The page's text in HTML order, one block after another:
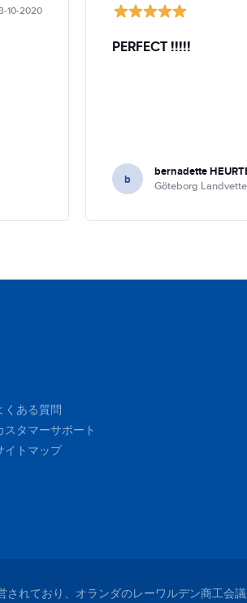
10-2020
PERFECT !!!!!
b bernadette
Göteborg
くある質問
スタマーサポート
イトマップ
されており、オランダのレーワルデン商工会